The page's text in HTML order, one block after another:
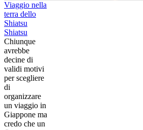
Viaggio nella
terra dello
Shiatsu
Shiatsu
Chiunque
avrebbe
decine di
validi motivi
per scegliere
di
organizzare
un viaggio in
Giappone ma
credo che un